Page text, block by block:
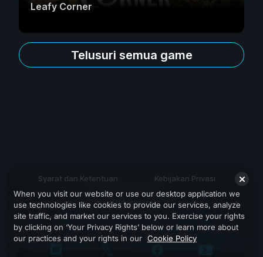
Leafy Corner
Telusuri semua game
Syarat dan Ketentuan Kebijakan Privasi
Dukungan
When you visit our website or use our desktop application we
use technologies like cookies to provide our services, analyze
site traffic, and market our services to you. Exercise your rights
by clicking on ‘Your Privacy Rights’ below or learn more about
our practices and your rights in our Cookie Policy